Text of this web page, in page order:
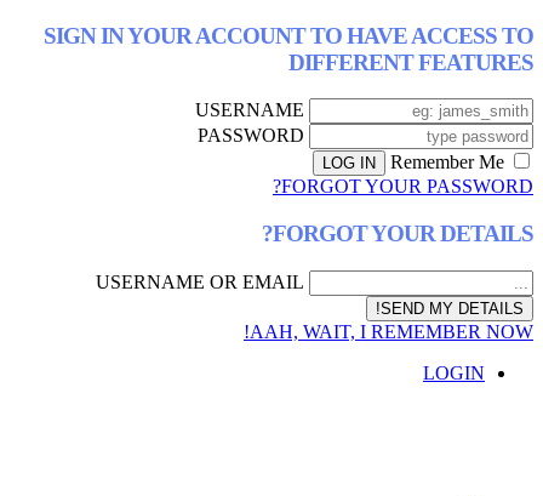
SIGN IN YOUR ACCOUNT TO HAVE ACCESS TO
DIFFERENT FEATURES
USERNAME
PASSWORD
Remember Me
FORGOT YOUR PASSWORD?
FORGOT YOUR DETAILS?
USERNAME OR EMAIL
AAH, WAIT, I REMEMBER NOW!
LOGIN